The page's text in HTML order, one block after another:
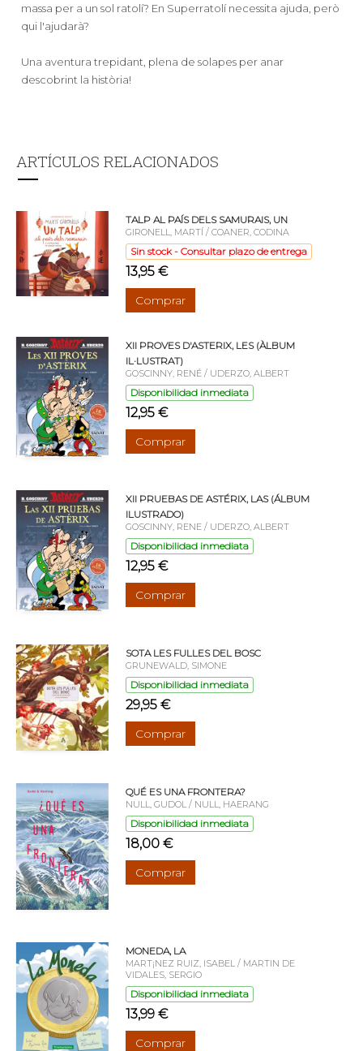
massa per a un sol ratolí? En Superratolí necessita ajuda, però
qui l'ajudarà?
Una aventura trepidant, plena de solapes per anar
descobrint la història!
ARTÍCULOS RELACIONADOS
TALP AL PAÍS DELS SAMURAIS, UN
GIRONELL, MARTÍ / COANER, CODINA
Sin stock - Consultar plazo de entrega
13,95 €
Comprar
XII PROVES D'ASTERIX, LES (ÀLBUM
IL·LUSTRAT)
GOSCINNY, RENÉ / UDERZO, ALBERT
Disponibilidad inmediata
12,95 €
Comprar
XII PRUEBAS DE ASTÉRIX, LAS (ÁLBUM
ILUSTRADO)
GOSCINNY, RENE / UDERZO, ALBERT
Disponibilidad inmediata
12,95 €
Comprar
SOTA LES FULLES DEL BOSC
GRUNEWALD, SIMONE
Disponibilidad inmediata
29,95 €
Comprar
QUÉ ES UNA FRONTERA?
NULL, GUDOL / NULL, HAERANG
Disponibilidad inmediata
18,00 €
Comprar
MONEDA, LA
MART¡NEZ RUIZ, ISABEL / MARTIN DE
VIDALES, SERGIO
Disponibilidad inmediata
13,99 €
Comprar